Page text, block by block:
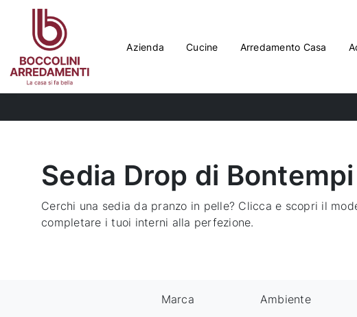
Azienda Cucine Arredamento Casa
Sedia Drop di Bontempi
Cerchi una sedia da pranzo in pelle? Clicca e scopri il
completare i tuoi interni alla perfezione.
Marca Ambiente